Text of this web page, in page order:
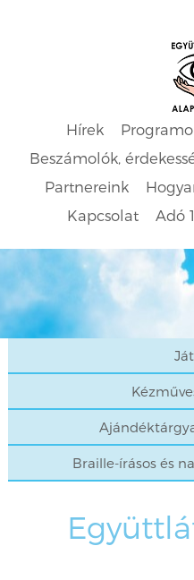
Hírek
Beszámolók,
Partnereink
Kapcsolat
Adó
Braille-írásos és